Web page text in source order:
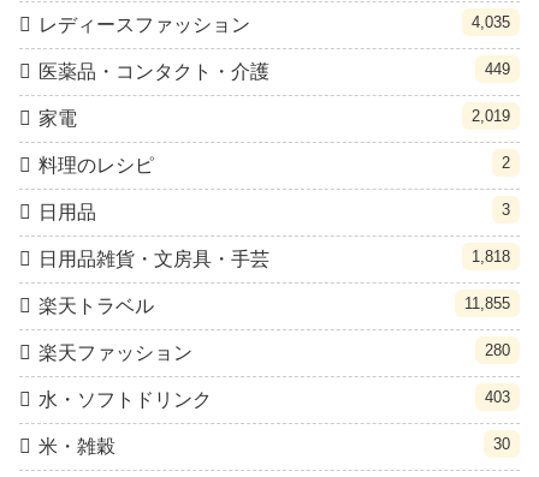
レディースファッション 4,035
医薬品・コンタクト・介護 449
家電 2,019
料理のレシピ 2
日用品 3
日用品雑貨・文房具・手芸 1,818
楽天トラベル 11,855
楽天ファッション 280
水・ソフトドリンク 403
米・雑穀 30